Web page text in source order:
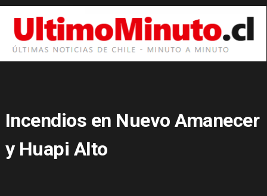
Incendios en Nuevo Amanecer
y Huapi Alto